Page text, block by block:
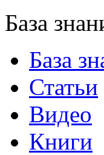
База
База
Статьи
Видео
Книги